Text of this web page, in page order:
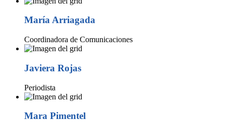
María Arriagada
Coordinadora de Comunicaciones
Javiera Rojas
Periodista
Mara Pimentel